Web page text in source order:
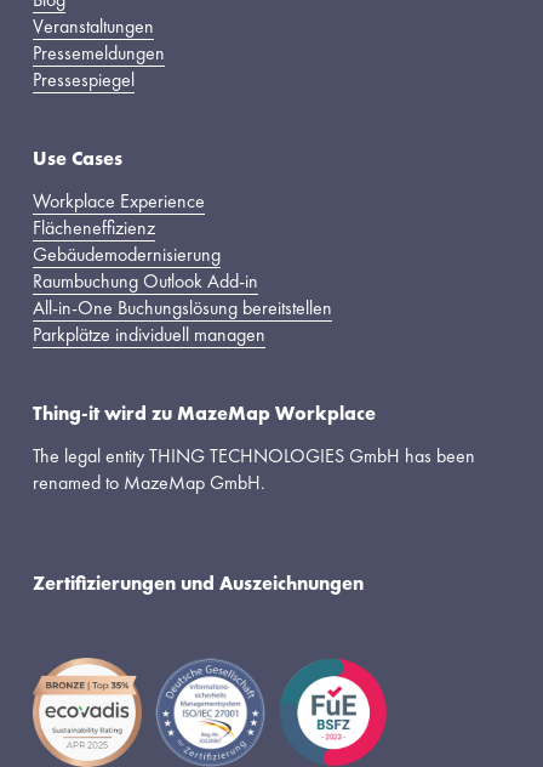
Veranstaltungen
Pressemeldungen
Pressespiegel
Use Cases
Workplace Experience
Flächeneffizienz
Gebäudemodernisierung
Raumbuchung Outlook Add-in
All-in-One Buchungslösung bereitstellen
Parkplätze individuell managen
Thing-it wird zu MazeMap Workplace
The legal entity THING TECHNOLOGIES GmbH has been
renamed to MazeMap GmbH.
Zertifizierungen und Auszeichnungen